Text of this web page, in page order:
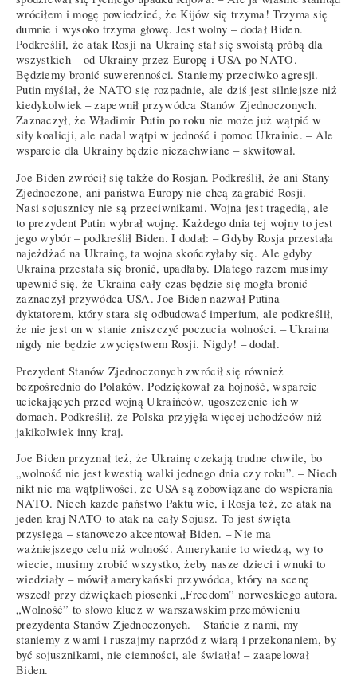
wróciłem i mogę powiedzieć, że Kijów się trzyma! Trzyma się
dumnie i wysoko trzyma głowę. Jest wolny – dodał Biden.
Podkreślił, że atak Rosji na Ukrainę stał się swoistą próbą dla
wszystkich – od Ukrainy przez Europę i USA po NATO. –
Będziemy bronić suwerenności. Staniemy przeciwko agresji.
Putin myślał, że NATO się rozpadnie, ale dziś jest silniejsze niż
kiedykolwiek – zapewnił przywódca Stanów Zjednoczonych.
Zaznaczył, żeWładimir Putin po roku nie może już wątpić w
siły koalicji, ale nadal wątpi w jedność i pomoc Ukrainie. – Ale
wsparcie dla Ukrainy będzie niezachwiane – skwitował.
Joe Biden zwrócił się także do Rosjan. Podkreślił, że ani Stany
Zjednoczone, ani państwa Europy nie chcą zagrabić Rosji. –
Nasi sojusznicy nie są przeciwnikami. Wojna jest tragedią, ale
to prezydent Putin wybrał wojnę. Każdego dnia tej wojny to jest
jego wybór – podkreślił Biden. I dodał: – Gdyby Rosja przestała
najeżdżać na Ukrainę, ta wojna skończyłaby się. Ale gdyby
Ukraina przestała się bronić, upadłaby. Dlatego razem musimy
upewnić się, że Ukraina cały czas będzie się mogła bronić –
zaznaczył przywódca USA. Joe Biden nazwał Putina
dyktatorem, który stara się odbudować imperium, ale podkreślił,
że nie jest on w stanie zniszczyć poczucia wolności. – Ukraina
nigdy nie będzie zwycięstwem Rosji. Nigdy! – dodał.
Prezydent Stanów Zjednoczonych zwrócił się również
bezpośrednio do Polaków. Podziękował za hojność, wsparcie
uciekających przed wojną Ukraińców, ugoszczenie ich w
domach. Podkreślił, że Polska przyjęła więcej uchodźców niż
jakikolwiek inny kraj.
Joe Biden przyznał też, że Ukrainę czekają trudne chwile, bo
„wolność nie jest kwestią walki jednego dnia czy roku”. – Niech
nikt nie ma wątpliwości, że USA są zobowiązane do wspierania
NATO. Niech każde państwo Paktu wie, i Rosja też, że atak na
jeden kraj NATO to atak na cały Sojusz. To jest święta
przysięga – stanowczo akcentował Biden. – Nie ma
ważniejszego celu niż wolność. Amerykanie to wiedzą, wy to
wiecie, musimy zrobić wszystko, żeby nasze dzieci i wnuki to
wiedziały – mówił amerykański przywódca, który na scenę
wszedł przy dźwiękach piosenki „Freedom” norweskiego autora.
„Wolność” to słowo klucz w warszawskim przemówieniu
prezydenta Stanów Zjednoczonych. – Stańcie z nami, my
staniemy z wami i ruszajmy naprzód z wiarą i przekonaniem, by
być sojusznikami, nie ciemności, ale światła! – zaapelował
Biden.